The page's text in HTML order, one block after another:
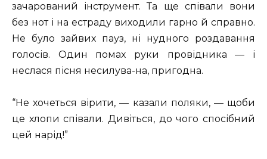
зачарований інструмент. Та ще співали вони
без нот і на естраду виходили гарно й справно.
Не було зайвих пауз, ні нудного роздавання
голосів. Один помах руки провідника — і
неслася пісня несилува-на, пригодна.
“Не хочеться вірити, — казали поляки, — щоби
це хлопи співали. Дивіться, до чого спосібний
цей нарід!”